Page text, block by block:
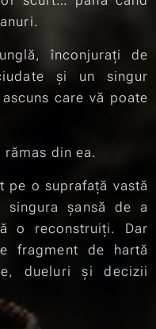
înconjurați de
și un singur
care vă poate
din ea.
pe o suprafață vastă
șansă de a
o reconstruiți. Dar
fragment de hartă
dueluri și decizii